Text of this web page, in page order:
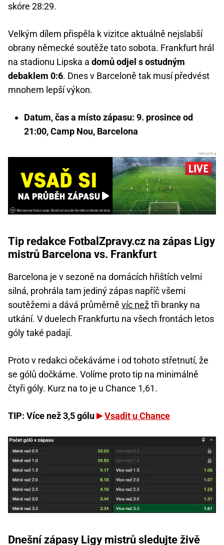
skóre 28:29.
Velkým dílem přispěla k vizitce aktuálně nejslabší
obrany německé soutěže tato sobota. Frankfurt hrál
na stadionu Lipska a domů odjel s ostudným
debaklem 0:6. Dnes v Barceloně tak musí předvést
mnohem lepší výkon.
Datum, čas a místo zápasu: 9. prosince od
21:00, Camp Nou, Barcelona
Tip redakce FotbalZpravy.cz na zápas Ligy
mistrů Barcelona vs. Frankfurt
Barcelona je v sezoně na domácích hřištích velmi
silná, prohrála tam jediný zápas napříč všemi
soutěžemi a dává průměrně víc nežtři branky na
utkání. V duelech Frankfurtu na všech frontách letos
góly také padají.
Proto v redakci očekáváme i od tohoto střetnutí, že
se gólů dočkáme. Volíme proto tip na minimálně
čtyři góly. Kurz na to je u Chance 1,61.
TIP: Více než 3,5 gólu Vsadit u Chance
Dnešní zápasy Ligy mistrů sledujte živě